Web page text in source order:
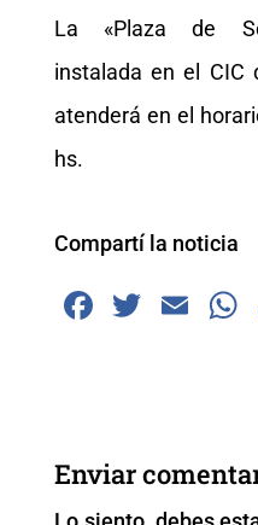
La «Plaza de
instalada en el CIC
atenderá en el
hs.
Compartí la noticia
F
b
o
T
E
Enviar